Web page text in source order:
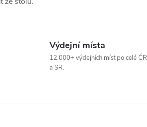
Výdejní místa
12.000+ výdejních míst po celé ČR
a SR.